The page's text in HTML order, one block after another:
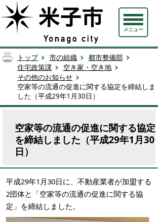
メニュー
トップ 市の組織
都市整備部
住宅政策課
空き家・空き地
その他のお知らせ
空家等の流通の促進に関する協定を締結しま
した（平成29年1月30日）
空家等の流通の促進に関する協定
を締結しました（平成29年1月30
日）
平成29年1月30日に、不動産業者が加盟する
2団体と「空家等の流通の促進に関する協
定」を締結しました。